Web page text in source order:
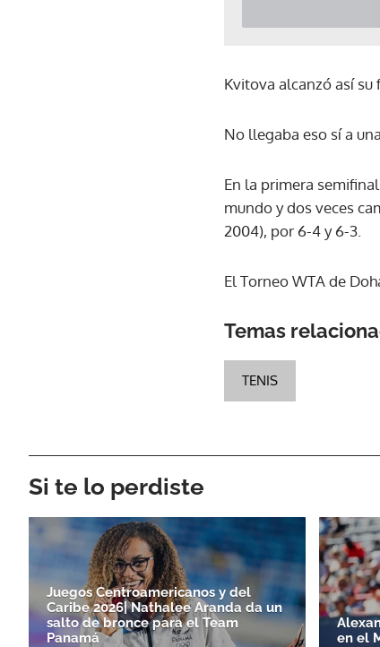
Kvitova alcanzó así su
No llegaba eso sí a
En la primera
mundo y dos veces
2004), por 6-4 y 6-3.
El Torneo WTA de
Temas
TENIS
Si te lo perdiste
Juegos Centroamericanos y del
Caribe 2026| Nathalee Aranda da un
salto de bronce para el Team
Panamá
en el